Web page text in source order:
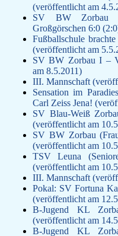
(veröffentlicht am
SV BW Zorbau
Großgörschen 6:0
Fußballschule
(veröffentlicht am
SV BW Zorbau I –
am 8.5.2011)
III. Mannschaft
Sensation im
Carl Zeiss Jena!
SV Blau-Weiß
(veröffentlicht am
SV BW Zorbau
(veröffentlicht am
TSV Leuna
(veröffentlicht am
III. Mannschaft
Pokal: SV Fortuna
(veröffentlicht am
B-Jugend KL
(veröffentlicht am
B-Jugend KL